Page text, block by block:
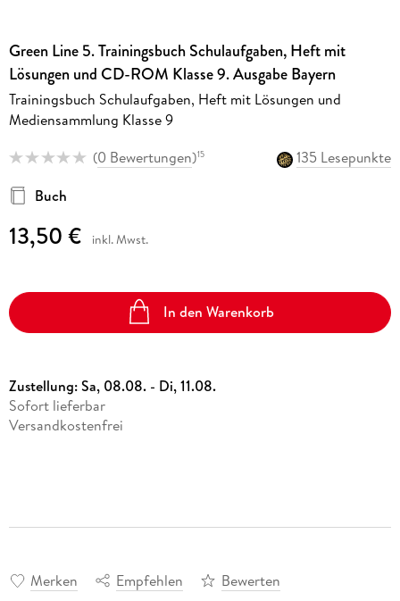
Green Line 5. Trainingsbuch Schulaufgaben, Heft mit
Lösungen und CD-ROM Klasse 9. Ausgabe Bayern
Trainingsbuch Schulaufgaben, Heft mit Lösungen und
Mediensammlung Klasse 9
(0 Bewertungen)15
135 Lesepunkte
Buch
13,50 € inkl. Mwst.
In den Warenkorb
Zustellung:Sa, 08.08. - Di, 11.08.
Sofort lieferbar
Versandkostenfrei
Merken Empfehlen Bewerten